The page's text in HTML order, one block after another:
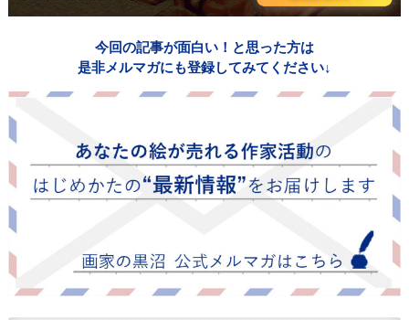
今回の記事が面白い！と思った方は
是非メルマガにも登録してみてください↓